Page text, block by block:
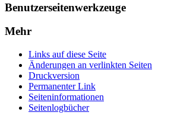
Benutzerseitenwerkzeuge
Mehr
Links auf diese Seite
Änderungen an verlinkten Seiten
Druckversion
Permanenter Link
Seiten­informationen
Seitenlogbücher